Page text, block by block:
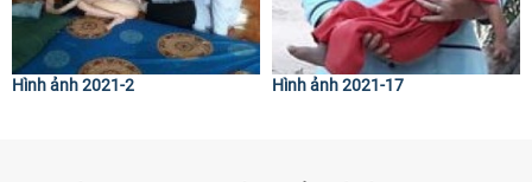
Hình ảnh 2021-2 Hình ảnh 2021-17